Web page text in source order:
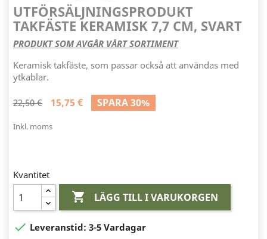
UTFÖRSÄLJNINGSPRODUKT
TAKFÄSTE KERAMISK 7,7 CM, SVART
PRODUKT SOM AVGÅR VÅRT SORTIMENT
Keramisk takfäste, som passar också att användas med
ytkablar.
22,50 € 15,75 € SPARA 30%
Inkl. moms
Kvantitet
 LÄGG TILL I VARUKORGEN
 Leveranstid: 3-5 Vardagar